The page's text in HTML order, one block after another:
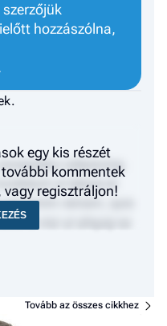
hozzászólna,
adipiscing
ut labore et
minim veniam, quis
nisi ut aliquip ex
egy kis részét
kommentek
vagy regisztráljon!
Tovább az összes cikkhez